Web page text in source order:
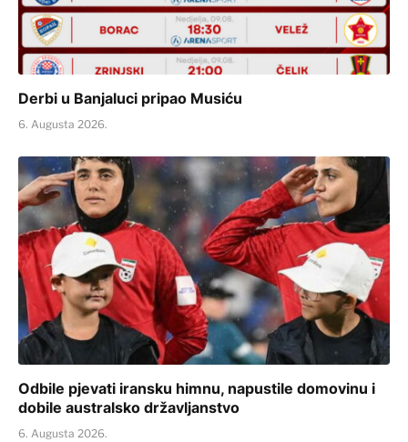
Derbi u Banjaluci pripao Musiću
6. Augusta 2026.
Odbile pjevati iransku himnu, napustile domovinu i
dobile australsko državljanstvo
6. Augusta 2026.